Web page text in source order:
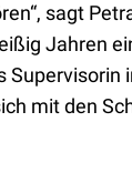
sagt
Jahren
Supervisorin
mit den